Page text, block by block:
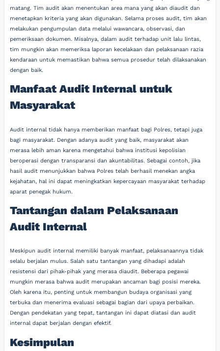
matang. Tim audit akan menentukan area mana yang akan diaudit dan
menetapkan kriteria yang akan digunakan. Selama proses audit, tim akan
melakukan pengumpulan data melalui wawancara, observasi, dan
pemeriksaan dokumen. Misalnya, dalam audit terhadap unit lalu lintas,
tim mungkin akan memeriksa laporan kecelakaan dan pelaksanaan razia
kendaraan untuk memastikan bahwa semua prosedur telah dilaksanakan
dengan baik.
Manfaat Audit Internal untuk
Masyarakat
Audit internal tidak hanya memberikan manfaat bagi Polres, tetapi juga
bagi masyarakat. Dengan adanya audit yang baik, masyarakat akan
merasa lebih aman karena mengetahui bahwa institusi kepolisian
beroperasi dengan transparansi dan akuntabilitas. Sebagai contoh, jika
hasil audit menunjukkan bahwa Polres telah berhasil menekan angka
kejahatan, hal ini dapat meningkatkan kepercayaan masyarakat terhadap
aparat penegak hukum.
Tantangan dalam Pelaksanaan
Audit Internal
Meskipun audit internal memiliki banyak manfaat, pelaksanaannya tidak
selalu berjalan mulus. Salah satu tantangan yang dihadapi adalah
resistensi dari pihak-pihak yang merasa diaudit. Beberapa pegawai
mungkin merasa bahwa audit merupakan ancaman bagi posisi mereka.
Oleh karena itu, penting untuk membangun budaya organisasi yang
terbuka dan menerima evaluasi sebagai bagian dari upaya perbaikan.
Dengan pendekatan yang tepat, tantangan ini dapat diatasi dan audit
internal dapat berjalan dengan efektif.
Kesimpulan